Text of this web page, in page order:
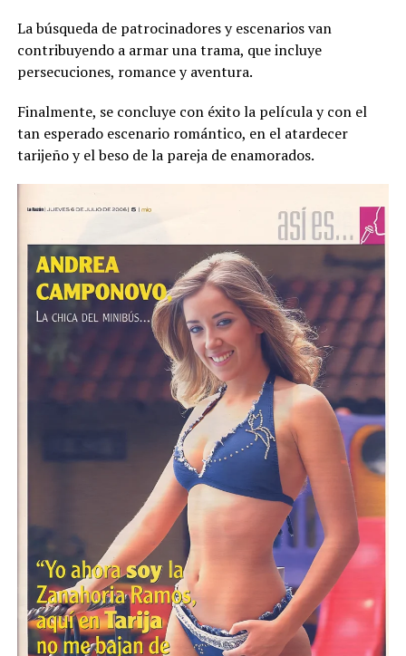
La búsqueda de patrocinadores y escenarios van
contribuyendo a armar una trama, que incluye
persecuciones, romance y aventura.
Finalmente, se concluye con éxito la película y con el
tan esperado escenario romántico, en el atardecer
tarijeño y el beso de la pareja de enamorados.